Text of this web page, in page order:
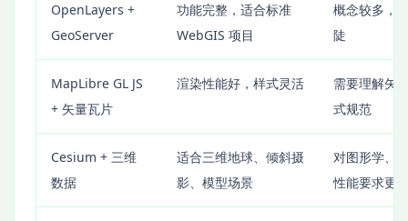
OpenLayers +
GeoServer
功能完整，适合标准
WebGIS 项目
概念较多，
陡
MapLibre GL JS
+ 矢量瓦片
渲染性能好，样式灵活
需要理解矢
式规范
Cesium + 三维
数据
适合三维地球、倾斜摄
影、模型场景
对图形学、
性能要求更